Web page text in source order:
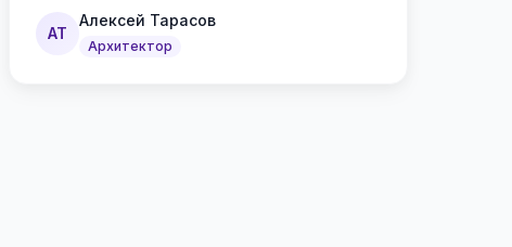
АТ
Алексей Тарасов
Архитектор